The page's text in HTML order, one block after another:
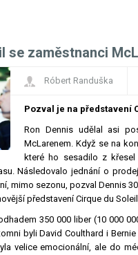
se zaměstnanci
Róbert Randuška
Pozval je na představení
Ron Dennis udělal asi
McLarenem. Když se na
které ho sesadilo z křesel
Následovalo jednání o
mimo sezonu, pozval Dennis
představení Cirque du
350 000 liber (10 000
byli David Coulthard i
velice emocionální, ale do